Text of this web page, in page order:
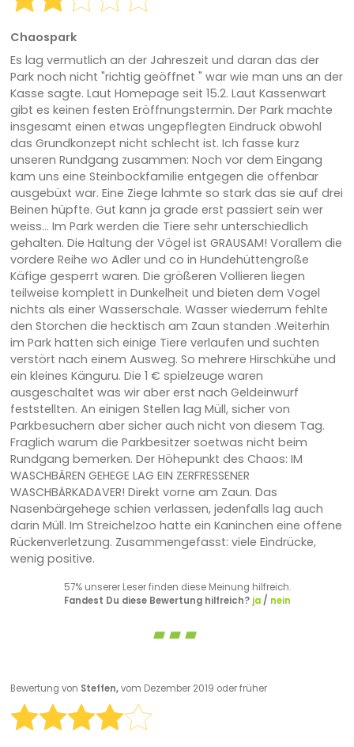
Chaospark
Es lag vermutlich an der Jahreszeit und daran das der
Park noch nicht "richtig geöffnet " war wie man uns an der
Kasse sagte. Laut Homepage seit 15.2. Laut Kassenwart
gibt es keinen festen Eröffnungstermin. Der Park machte
insgesamt einen etwas ungepflegten Eindruck obwohl
das Grundkonzept nicht schlecht ist. Ich fasse kurz
unseren Rundgang zusammen: Noch vor dem Eingang
kam uns eine Steinbockfamilie entgegen die offenbar
ausgebüxt war. Eine Ziege lahmte so stark das sie auf drei
Beinen hüpfte. Gut kann ja grade erst passiert sein wer
weiss... Im Park werden die Tiere sehr unterschiedlich
gehalten. Die Haltung der Vögel ist GRAUSAM! Vorallem die
vordere Reihe wo Adler und co in Hundehüttengroße
Käfige gesperrt waren. Die größeren Vollieren liegen
teilweise komplett in Dunkelheit und bieten dem Vogel
nichts als einer Wasserschale. Wasser wiederrum fehlte
den Storchen die hecktisch am Zaun standen .Weiterhin
im Park hatten sich einige Tiere verlaufen und suchten
verstört nach einem Ausweg. So mehrere Hirschkühe und
ein kleines Känguru. Die 1 € spielzeuge waren
ausgeschaltet was wir aber erst nach Geldeinwurf
feststellten. An einigen Stellen lag Müll, sicher von
Parkbesuchern aber sicher auch nicht von diesem Tag.
Fraglich warum die Parkbesitzer soetwas nicht beim
Rundgang bemerken. Der Höhepunkt des Chaos: IM
WASCHBÄREN GEHEGE LAG EIN ZERFRESSENER
WASCHBÄRKADAVER! Direkt vorne am Zaun. Das
Nasenbärgehege schien verlassen, jedenfalls lag auch
darin Müll. Im Streichelzoo hatte ein Kaninchen eine offene
Rückenverletzung. Zusammengefasst: viele Eindrücke,
wenig positive.
57% unserer Leser finden diese Meinung hilfreich.
Fandest Du diese Bewertung hilfreich? ja/ nein
Bewertung von Steffen,vom Dezember 2019 oder früher